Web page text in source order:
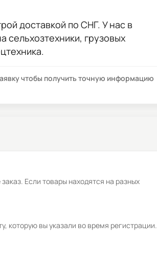
доставкой по СНГ. У нас в
сельхозтехники, грузовых
чтобы получить точную информацию
Если товары находятся на разных
которую вы указали во время регистрации.